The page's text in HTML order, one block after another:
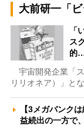
大前研一「
「
ス
的
宇宙開発企業「
リリオネア）」と
【3メガバンク
益続出の一方で